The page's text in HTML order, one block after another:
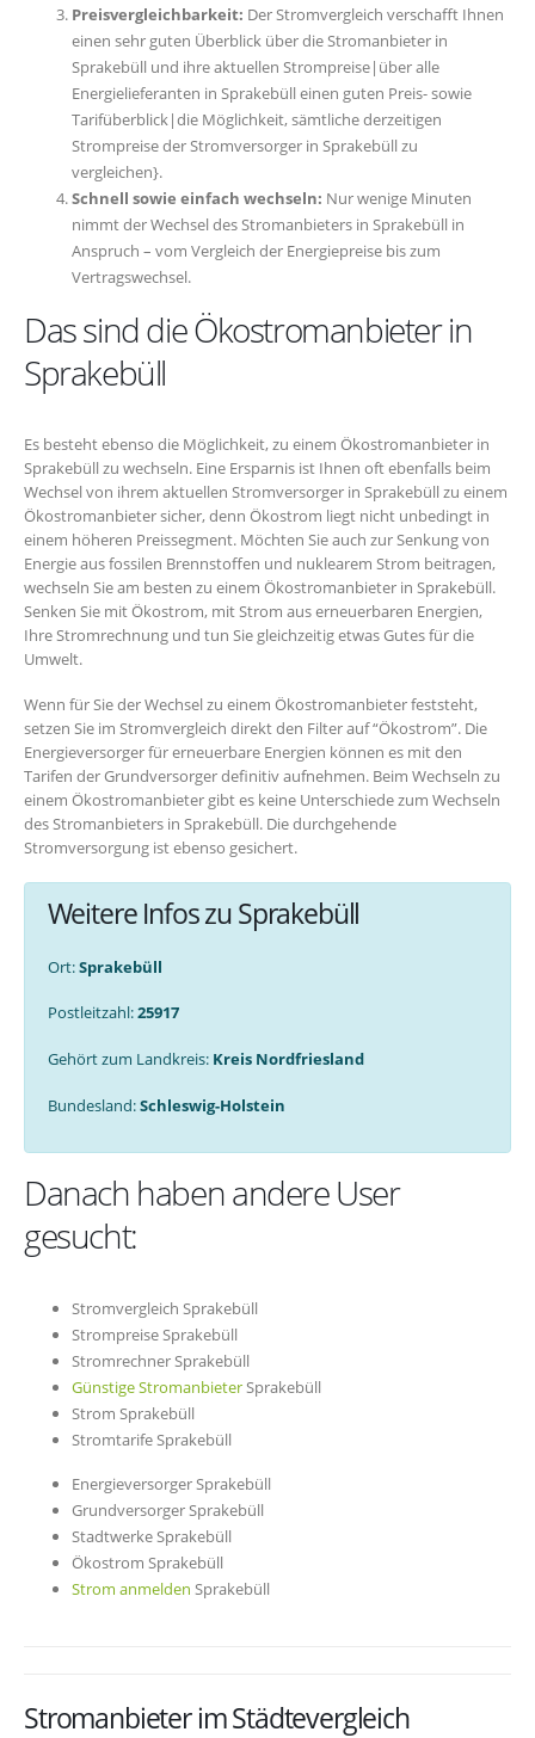
Preisvergleichbarkeit: Der Stromvergleich verschafft Ihnen
einen sehr guten Überblick über die Stromanbieter in
Sprakebüll und ihre aktuellen Strompreise|über alle
Energielieferanten in Sprakebüll einen guten Preis- sowie
Tarifüberblick|die Möglichkeit, sämtliche derzeitigen
Strompreise der Stromversorger in Sprakebüll zu
vergleichen}.
Schnell sowie einfach wechseln: Nur wenige Minuten
nimmt der Wechsel des Stromanbieters in Sprakebüll in
Anspruch – vom Vergleich der Energiepreise bis zum
Vertragswechsel.
Das sind die Ökostromanbieter in
Sprakebüll
Es besteht ebenso die Möglichkeit, zu einem Ökostromanbieter in
Sprakebüll zu wechseln. Eine Ersparnis ist Ihnen oft ebenfalls beim
Wechsel von ihrem aktuellen Stromversorger in Sprakebüll zu einem
Ökostromanbieter sicher, denn Ökostrom liegt nicht unbedingt in
einem höheren Preissegment. Möchten Sie auch zur Senkung von
Energie aus fossilen Brennstoffen und nuklearem Strom beitragen,
wechseln Sie am besten zu einem Ökostromanbieter in Sprakebüll.
Senken Sie mit Ökostrom, mit Strom aus erneuerbaren Energien,
Ihre Stromrechnung und tun Sie gleichzeitig etwas Gutes für die
Umwelt.
Wenn für Sie der Wechsel zu einem Ökostromanbieter feststeht,
setzen Sie im Stromvergleich direkt den Filter auf “Ökostrom”. Die
Energieversorger für erneuerbare Energien können es mit den
Tarifen der Grundversorger definitiv aufnehmen. Beim Wechseln zu
einem Ökostromanbieter gibt es keine Unterschiede zum Wechseln
des Stromanbieters in Sprakebüll. Die durchgehende
Stromversorgung ist ebenso gesichert.
Weitere Infos zu Sprakebüll
Ort:Sprakebüll
Postleitzahl:25917
Gehört zum Landkreis: Kreis Nordfriesland
Bundesland:Schleswig-Holstein
Danach haben andere User
gesucht:
Stromvergleich Sprakebüll
Strompreise Sprakebüll
Stromrechner Sprakebüll
Günstige StromanbieterSprakebüll
Strom Sprakebüll
Stromtarife Sprakebüll
Energieversorger Sprakebüll
Grundversorger Sprakebüll
Stadtwerke Sprakebüll
Ökostrom Sprakebüll
Strom anmelden Sprakebüll
Stromanbieter im Städtevergleich